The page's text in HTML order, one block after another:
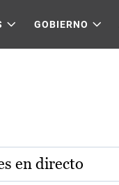
GOBIERNO
en directo